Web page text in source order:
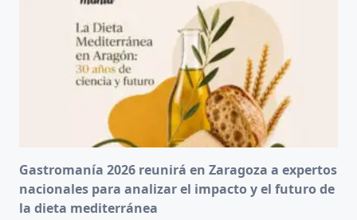
Gastromanía 2026 reunirá en Zaragoza a expertos
nacionales para analizar el impacto y el futuro de
la dieta mediterránea